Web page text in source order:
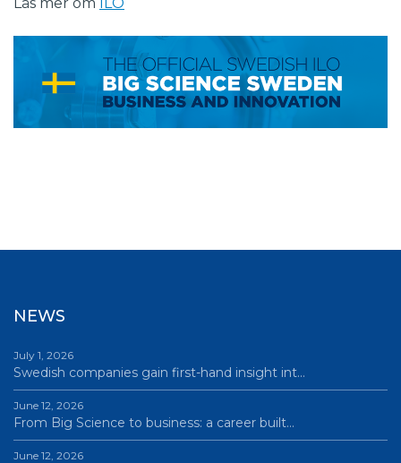
NEWS
July 1, 2026
Swedish companies gain first-hand insight int…
June 12, 2026
From Big Science to business: a career built…
June 12, 2026